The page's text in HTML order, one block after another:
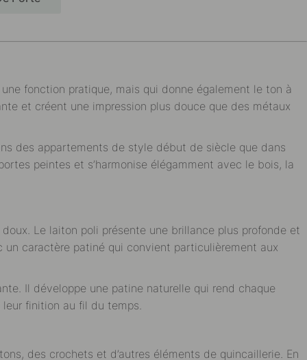
fonction pratique, mais qui donne également le ton à
et créent une impression plus douce que des métaux
des appartements de style début de siècle que dans
peintes et s’harmonise élégamment avec le bois, la
Le laiton poli présente une brillance plus profonde et
un caractère patiné qui convient particulièrement aux
Il développe une patine naturelle qui rend chaque
finition au fil du temps.
des crochets et d’autres éléments de quincaillerie. En